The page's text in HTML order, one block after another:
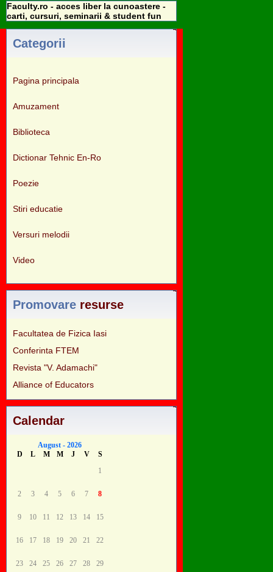
Faculty.ro - acces liber la cunoastere -
carti, cursuri, seminarii & student fun
Categorii
Pagina principala
Amuzament
Biblioteca
Dictionar Tehnic En-Ro
Poezie
Stiri educatie
Versuri melodii
Video
Promovare resurse
Facultatea de Fizica Iasi
Conferinta FTEM
Revista "V. Adamachi"
Alliance of Educators
Calendar
August - 2026
D
L M M J V
S
1
2 3 4 5 6 7 8
9 10 11 12 13 14 15
16 17 18 19 20 21 22
23 24 25 26 27 28 29